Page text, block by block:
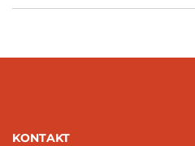
KONTAKT